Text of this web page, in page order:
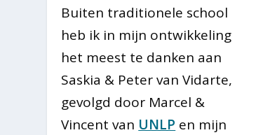
Buiten traditionele school
heb ik in mijn ontwikkeling
het meest te danken aan
Saskia & Peter van Vidarte,
gevolgd door Marcel &
Vincent van UNLP en mijn